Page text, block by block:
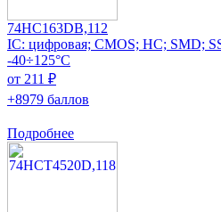
74HC163DB,112
IC: цифровая; CMOS; HC; SMD;
-40÷125°C
от 211 ₽
+8979 баллов
Подробнее